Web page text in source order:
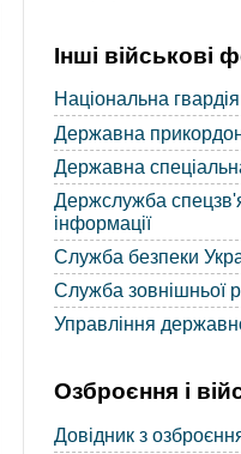
Інші військові
Національна
Державна
Державна
Держслужба
інформації
Служба безпеки
Служба зовнішньої
Управління
Озброєння і
Довідник з